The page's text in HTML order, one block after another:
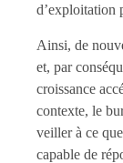
d’exploitation
Ainsi, de
et, par
croissance
contexte, le
veiller à ce
capable de